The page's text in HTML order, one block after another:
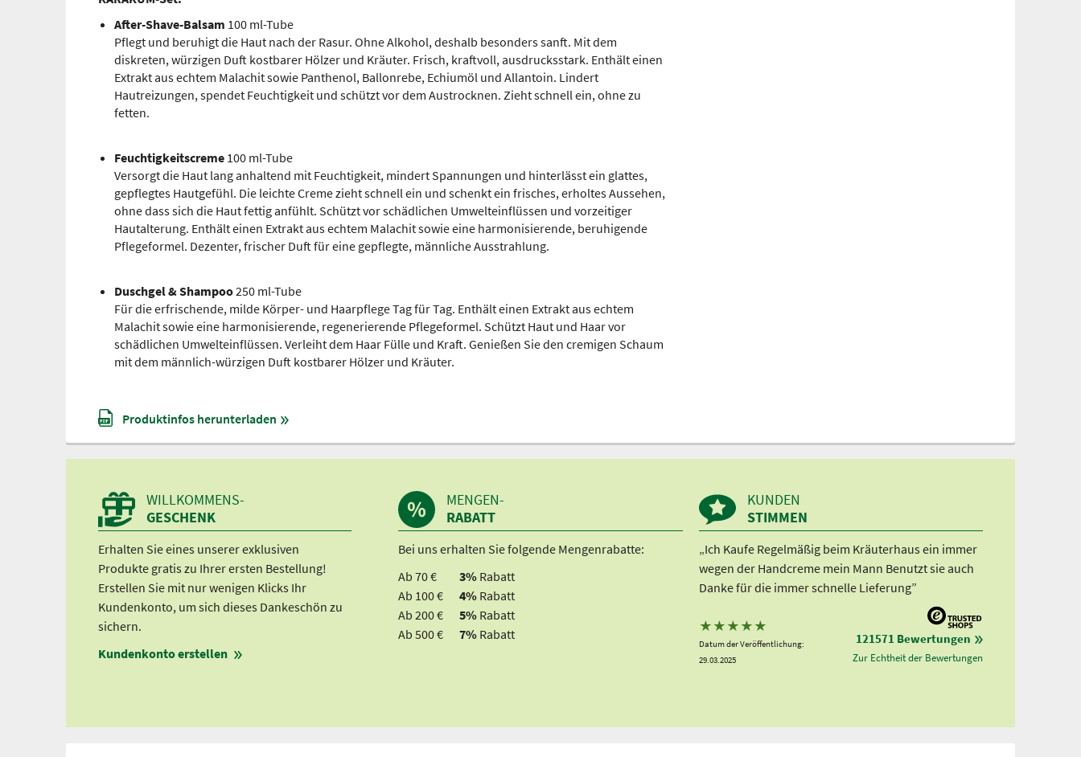
After-Shave-Balsam 100 ml-Tube
Pflegt und beruhigt die Haut nach der Rasur. Ohne Alkohol, deshalb besonders sanft. Mit dem
diskreten, würzigen Duft kostbarer Hölzer und Kräuter. Frisch, kraftvoll, ausdrucksstark. Enthält einen
Extrakt aus echtem Malachit sowie Panthenol, Ballonrebe, Echiumöl und Allantoin. Lindert
Hautreizungen, spendet Feuchtigkeit und schützt vor dem Austrocknen. Zieht schnell ein, ohne zu
fetten.
Feuchtigkeitscreme 100 ml-Tube
Versorgt die Haut lang anhaltend mit Feuchtigkeit, mindert Spannungen und hinterlässt ein glattes,
gepflegtes Hautgefühl. Die leichte Creme zieht schnell ein und schenkt ein frisches, erholtes Aussehen,
ohne dass sich die Haut fettig anfühlt. Schützt vor schädlichen Umwelteinflüssen und vorzeitiger
Hautalterung. Enthält einen Extrakt aus echtem Malachit sowie eine harmonisierende, beruhigende
Pflegeformel. Dezenter, frischer Duft für eine gepflegte, männliche Ausstrahlung.
Duschgel & Shampoo250 ml-Tube
Für die erfrischende, milde Körper- und Haarpflege Tag für Tag. Enthält einen Extrakt aus echtem
Malachit sowie eine harmonisierende, regenerierende Pflegeformel. Schützt Haut und Haar vor
schädlichen Umwelteinflüssen. Verleiht dem Haar Fülle und Kraft. Genießen Sie den cremigen Schaum
mit dem männlich-würzigen Duft kostbarer Hölzer und Kräuter.
Produktinfos herunterladen
WILLKOMMENS-
GESCHENK
Erhalten Sie eines unserer exklusiven
Produkte gratis zu Ihrer ersten Bestellung!
Erstellen Sie mit nur wenigen Klicks Ihr
Kundenkonto, um sich dieses Dankeschön zu
sichern.
Kundenkonto erstellen
MENGEN-
RABATT
Bei uns erhalten Sie folgende Mengenrabatte:
Ab 70 €
3% Rabatt
Ab 100 €
4% Rabatt
Ab 200 €
5% Rabatt
Ab 500 €
7% Rabatt
KUNDEN
STIMMEN
„Ich Kaufe Regelmäßig beim Kräuterhaus ein immer
wegen der Handcreme mein Mann Benutzt sie auch
Danke für die immer schnelle Lieferung”
★ ★ ★ ★ ★
Datum der Veröffentlichung:
29.03.2025
121571 Bewertungen
Zur Echtheit der Bewertungen